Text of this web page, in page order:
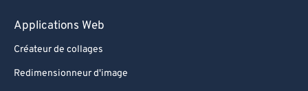
Applications Web
Créateur de collages
Redimensionneur d'image